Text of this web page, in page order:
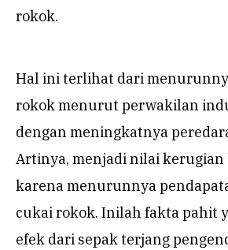
rokok.
Hal ini terlihat dari
rokok menurut perwakilan
dengan meningkatnya
Artinya, menjadi nilai kerugian
karena menurunnya
cukai rokok. Inilah fakta pahit
efek dari sepak terjang